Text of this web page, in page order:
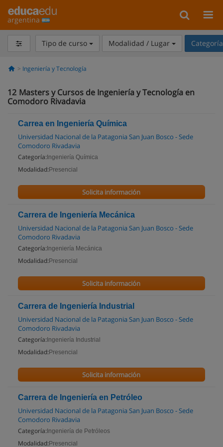
argentina
Tipo de curso Modalidad / Lugar
Ingeniería y Tecnología
12 Masters y Cursos de Ingeniería y Tecnología en
Comodoro Rivadavia
Carrea en Ingeniería Química
Universidad Nacional de la Patagonia San Juan Bosco - Sede
Comodoro Rivadavia
Categoría: Ingeniería Química
Modalidad: Presencial
Solicita información
Carrera de Ingeniería Mecánica
Universidad Nacional de la Patagonia San Juan Bosco - Sede
Comodoro Rivadavia
Categoría: Ingeniería Mecánica
Modalidad: Presencial
Solicita información
Carrera de Ingeniería Industrial
Universidad Nacional de la Patagonia San Juan Bosco - Sede
Comodoro Rivadavia
Categoría: Ingeniería Industrial
Modalidad: Presencial
Solicita información
Carrera de Ingeniería en Petróleo
Universidad Nacional de la Patagonia San Juan Bosco - Sede
Comodoro Rivadavia
Categoría: Ingeniería de Petróleos
Modalidad: Presencial